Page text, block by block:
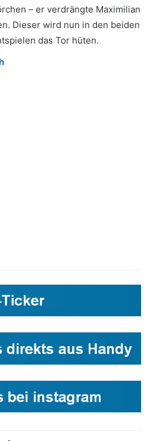
– er verdrängte Maximilian
Dieser wird nun in den beiden
das Tor hüten.